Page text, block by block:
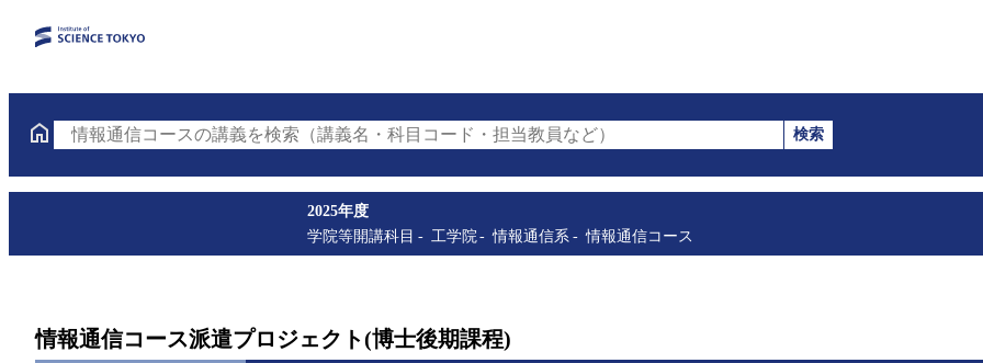
情報通信コースの講義を検索（講義名・科目コード・担当教員など）
検索
2025年度
学院等開講科目
工学院 情報通信系 情報通信コース
情報通信コース派遣プロジェクト(博士後期課程)